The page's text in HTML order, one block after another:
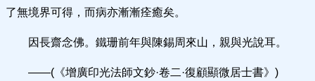
了無境界可得，而病亦漸漸痊癒矣。
因長齋念佛。鐵珊前年與陳錫周來山，親與光說耳。
——(《增廣印光法師文鈔·卷二·復顧顯微居士書》)